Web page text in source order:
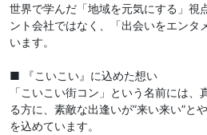
世界で学んだ「地域を元気にする」視
ント会社ではなく、「出会いをエンタ
います。
■ 『こいこい』に込めた想い
「こいこい街コン」という名前には
る方に、素敵な出逢いが”来い来い”と
を込めています。